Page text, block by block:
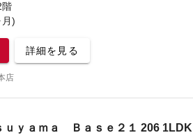
階
)
詳細を見る
店
ｕｙａｍａ Ｂａｓｅ２１ 206 1LDK